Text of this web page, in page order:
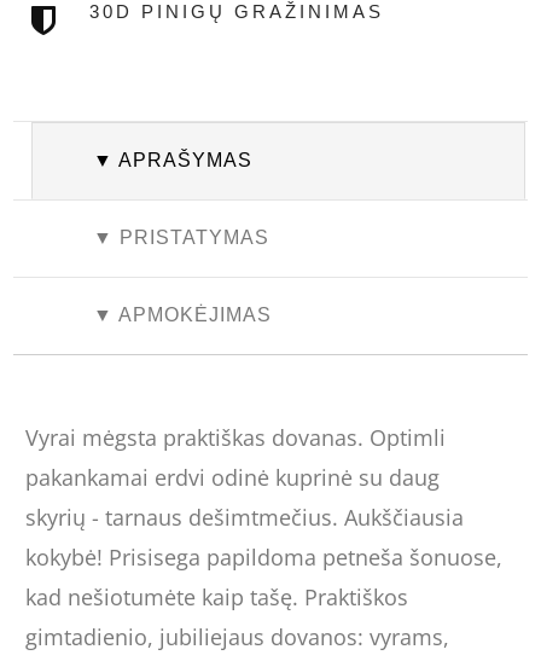
30D PINIGŲ GRAŽINIMAS
▼ APRAŠYMAS
▼ PRISTATYMAS
▼ APMOKĖJIMAS
Vyrai mėgsta praktiškas dovanas. Optimli
pakankamai erdvi odinė kuprinė su daug
skyrių - tarnaus dešimtmečius. Aukščiausia
kokybė! Prisisega papildoma petneša šonuose,
kad nešiotumėte kaip tašę. Praktiškos
gimtadienio, jubiliejaus dovanos: vyrams,